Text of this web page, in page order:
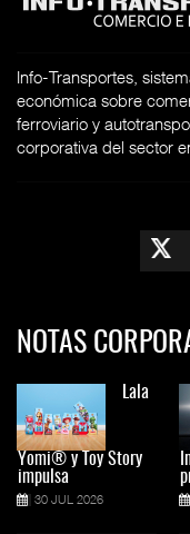
Info-Transportes,
económica sobre
ferroviario y
corporativa del sector
NOTAS
Lala
Yomi® y Toy Story
impulsa
30 JUL 2026